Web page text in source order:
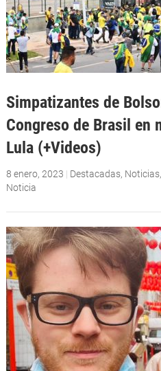
Simpatizantes de
Congreso de Brasil en
Lula (+Videos)
8 enero, 2023 | Destacadas, Noticias,
Noticia